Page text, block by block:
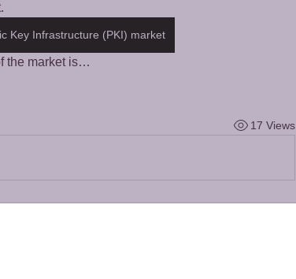
Key Infrastructure (PKI) market
the market is…
17 Views